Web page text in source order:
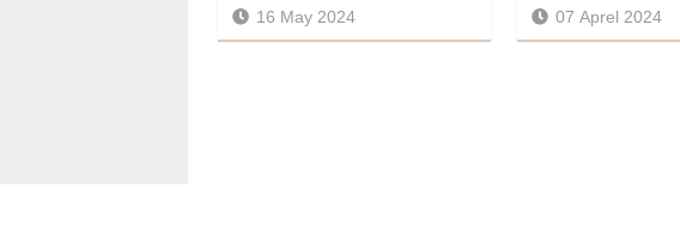
16 May 2024 07 Aprel 2024